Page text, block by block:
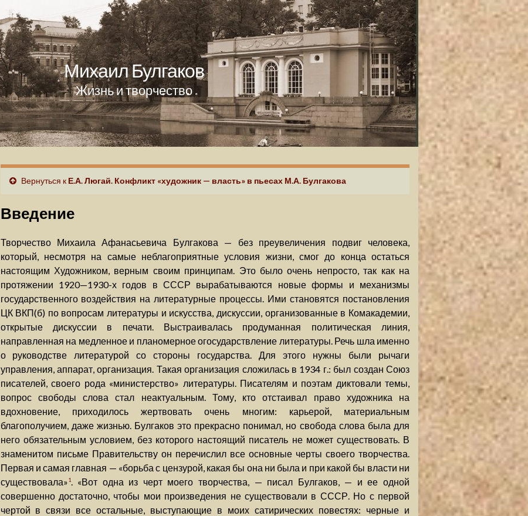
Михаил Булгаков
Жизнь и творчество
Вернуться к Е.А. Люгай. Конфликт «художник — власть» в пьесах М.А. Булгакова
Введение
Творчество Михаила Афанасьевича Булгакова — без преувеличения подвиг человека,
который, несмотря на самые неблагоприятные условия жизни, смог до конца остаться
настоящим Художником, верным своим принципам. Это было очень непросто, так как на
протяжении 1920—1930-х годов в СССР вырабатываются новые формы и механизмы
государственного воздействия на литературные процессы. Ими становятся постановления
ЦК ВКП(б) по вопросам литературы и искусства, дискуссии, организованные в Комакадемии,
открытые дискуссии в печати. Выстраивалась продуманная политическая линия,
направленная на медленное и планомерное огосударствление литературы. Речь шла именно
о руководстве литературой со стороны государства. Для этого нужны были рычаги
управления, аппарат, организация. Такая организация сложилась в 1934 г.: был создан Союз
писателей, своего рода «министерство» литературы. Писателям и поэтам диктовали темы,
вопрос свободы слова стал неактуальным. Тому, кто отстаивал право художника на
вдохновение, приходилось жертвовать очень многим: карьерой, материальным
благополучием, даже жизнью. Булгаков это прекрасно понимал, но свобода слова была для
него обязательным условием, без которого настоящий писатель не может существовать. В
знаменитом письме Правительству он перечислил все основные черты своего творчества.
Первая и самая главная — «борьба с цензурой, какая бы она ни была и при какой бы власти ни
существовала»1. «Вот одна из черт моего творчества, — писал Булгаков, — и ее одной
совершенно достаточно, чтобы мои произведения не существовали в СССР. Но с первой
чертой в связи все остальные, выступающие в моих сатирических повестях: черные и